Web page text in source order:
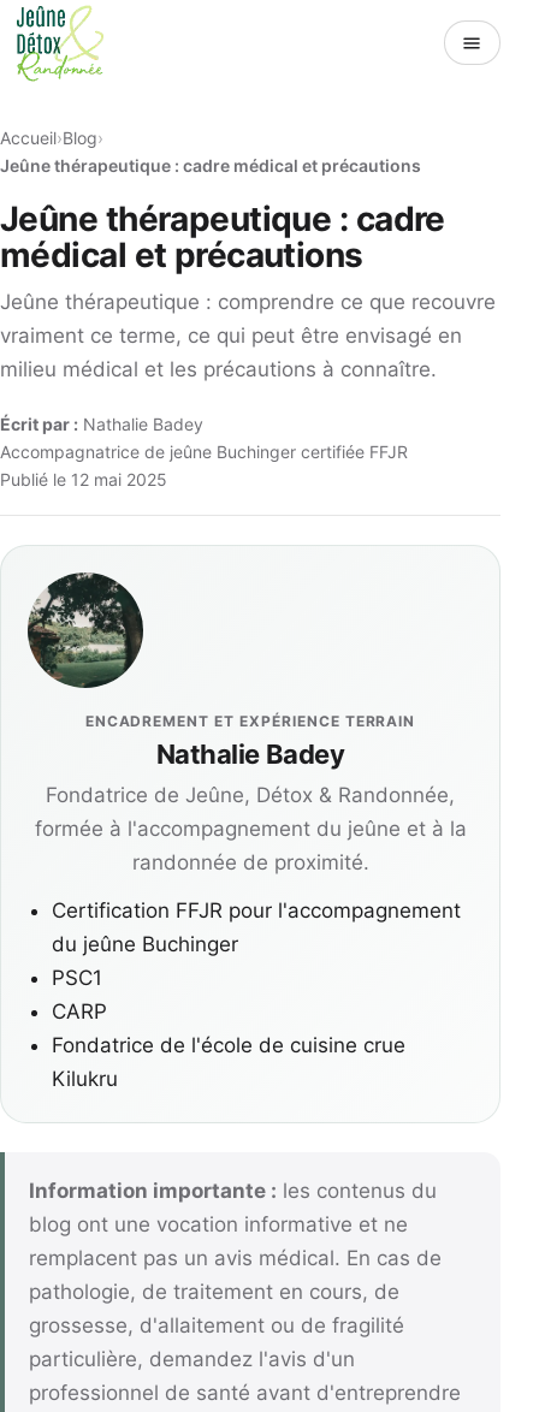
Menu
Accueil Blog
Jeûne thérapeutique : cadre médical et précautions
Jeûne thérapeutique : cadre
médical et précautions
Jeûne thérapeutique : comprendre ce que recouvre
vraiment ce terme, ce qui peut être envisagé en
milieu médical et les précautions à connaître.
Écrit par : Nathalie Badey
Accompagnatrice de jeûne Buchinger certifiée FFJR
Publié le 12 mai 2025
ENCADREMENT ET EXPÉRIENCE TERRAIN
Nathalie Badey
Fondatrice de Jeûne, Détox & Randonnée,
formée à l'accompagnement du jeûne et à la
randonnée de proximité.
Certification FFJR pour l'accompagnement
du jeûne Buchinger
PSC1
CARP
Fondatrice de l'école de cuisine crue
Kilukru
Information importante : les contenus du
blog ont une vocation informative et ne
remplacent pas un avis médical. En cas de
pathologie, de traitement en cours, de
grossesse, d'allaitement ou de fragilité
particulière, demandez l'avis d'un
professionnel de santé avant d'entreprendre